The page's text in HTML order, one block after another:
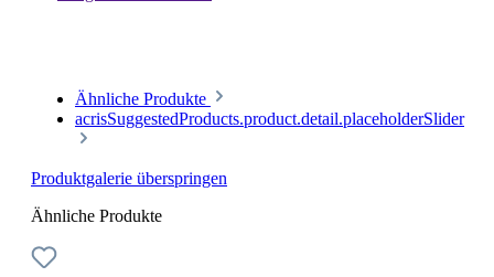
Ähnliche Produkte
acrisSuggestedProducts.product.detail.placeholderSlider
Produktgalerie überspringen
Ähnliche Produkte